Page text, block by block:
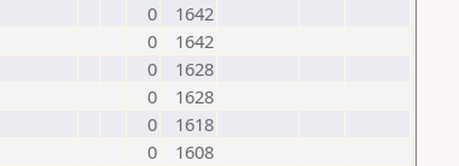
0
1642
0
1642
0
1628
0
1628
0
1618
0
1608